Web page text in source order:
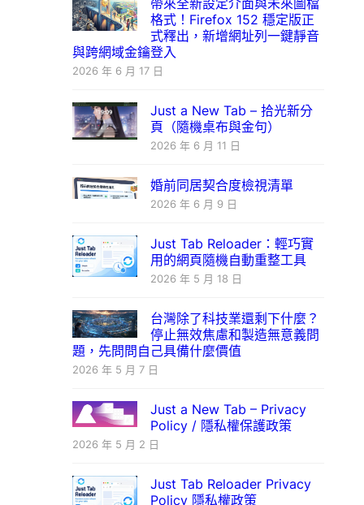
帶來全新設定介面與未來圖檔
格式！Firefox 152 穩定版正
式釋出，新增網址列一鍵靜音
與跨網域金鑰登入
2026 年 6 月 17 日
Just a New Tab – 拾光新分
頁（隨機桌布與金句）
2026 年 6 月 11 日
婚前同居契合度檢視清單
2026 年 6 月 9 日
Just Tab Reloader：輕巧實
用的網頁隨機自動重整工具
2026 年 5 月 18 日
台灣除了科技業還剩下什麼？
停止無效焦慮和製造無意義問
題，先問問自己具備什麼價值
2026 年 5 月 7 日
Just a New Tab – Privacy
Policy / 隱私權保護政策
2026 年 5 月 2 日
Just Tab Reloader Privacy
Policy 隱私權政策